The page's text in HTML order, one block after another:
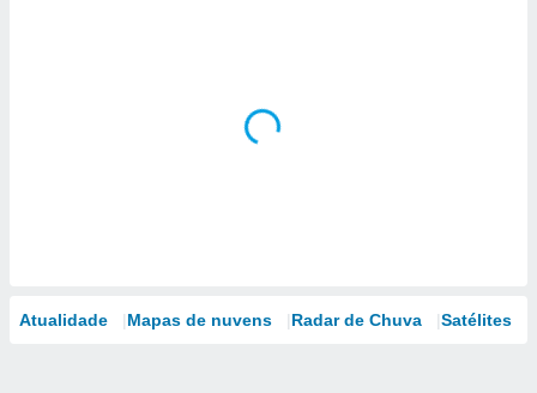
Atualidade Mapas de nuvens Radar de Chuva Satélites